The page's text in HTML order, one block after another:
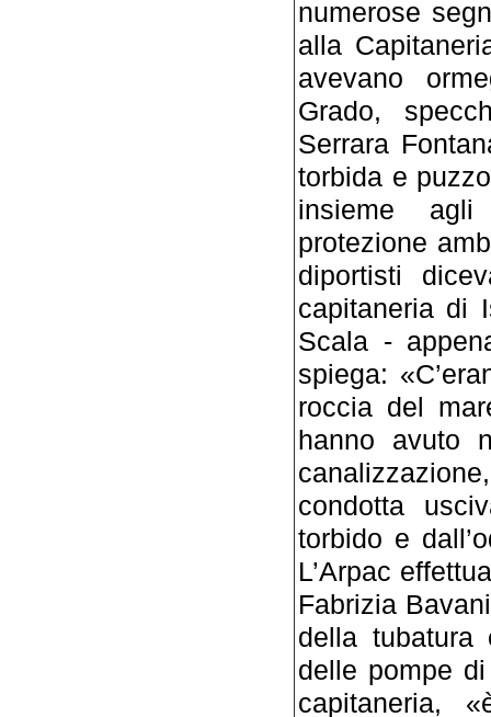
numerose
alla
avevano
Grado,
Serrara
torbida e
insieme agli
protezione
diportisti
capitaneria di
Scala -
spiega:
roccia del
hanno avuto
condotta
torbido e
L’Arpac
Fabrizia
della tubatura
delle pompe
capitaneria,